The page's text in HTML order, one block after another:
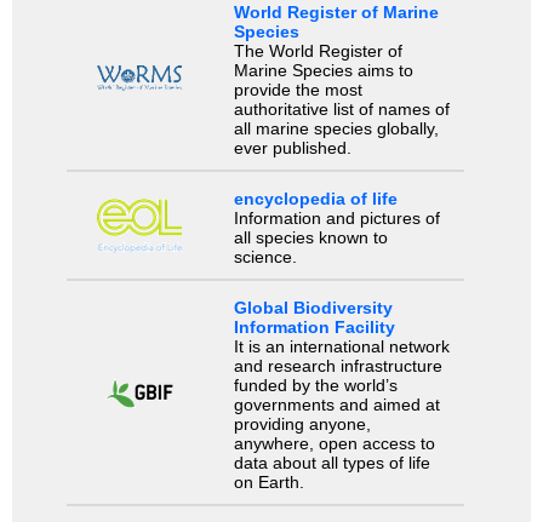
World Register of Marine
Species
The World Register of
Marine Species aims to
provide the most
authoritative list of names of
all marine species globally,
ever published.
encyclopedia of life
Information and pictures of
all species known to
science.
Global Biodiversity
Information Facility
It is an international network
and research infrastructure
funded by the world’s
governments and aimed at
providing anyone,
anywhere, open access to
data about all types of life
on Earth.